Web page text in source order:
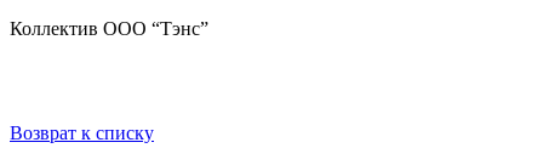
Коллектив ООО “Тэнс”
Возврат к списку